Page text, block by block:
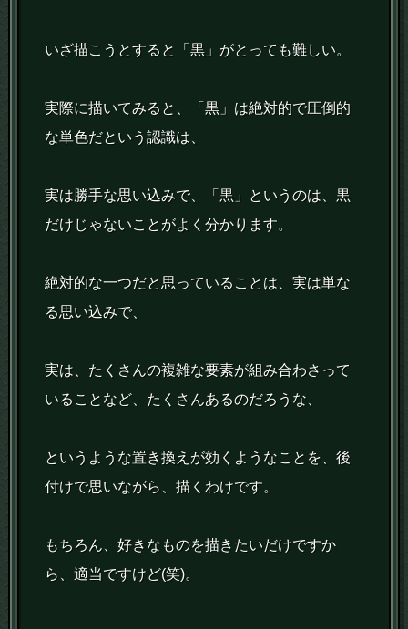
いざ描こうとすると「黒」がとっても難しい。
実際に描いてみると、「黒」は絶対的で圧倒的
な単色だという認識は、
実は勝手な思い込みで、「黒」というのは、黒
だけじゃないことがよく分かります。
絶対的な一つだと思っていることは、実は単な
る思い込みで、
実は、たくさんの複雑な要素が組み合わさって
いることなど、たくさんあるのだろうな、
というような置き換えが効くようなことを、後
付けで思いながら、描くわけです。
もちろん、好きなものを描きたいだけですか
ら、適当ですけど(笑)。